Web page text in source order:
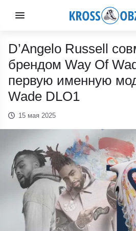
D’Angelo Russell
брендом Way Of
первую именную
Wade DLO1
15 мая 2025